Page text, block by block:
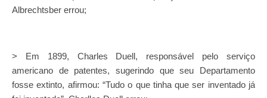
Albrechtsber errou;
> Em 1899, Charles Duell, responsável pelo serviço
americano de patentes, sugerindo que seu Departamento
fosse extinto, afirmou: “Tudo o que tinha que ser inventado já